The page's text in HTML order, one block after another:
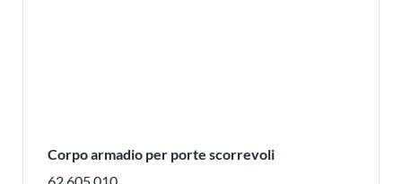
Corpo armadio per porte scorrevoli